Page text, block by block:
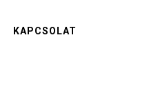
KAPCSOLAT